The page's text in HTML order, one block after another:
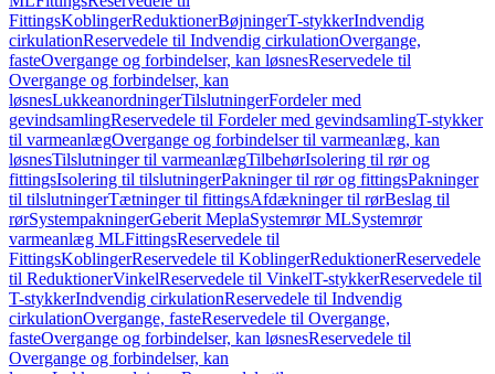
FittingsKoblingerReduktionerBøjningerT-stykkerIndvendig
cirkulationReservedele til Indvendig cirkulationOvergange,
fasteOvergange og forbindelser, kan løsnesReservedele til
Overgange og forbindelser, kan
løsnesLukkeanordningerTilslutningerFordeler med
gevindsamlingReservedele til Fordeler med gevindsamlingT-stykker
til varmeanlægOvergange og forbindelser til varmeanlæg, kan
løsnesTilslutninger til varmeanlægTilbehørIsolering til rør og
fittingsIsolering til tilslutningerPakninger til rør og fittingsPakninger
til tilslutningerTætninger til fittingsAfdækninger til rørBeslag til
rørSystempakningerGeberit MeplaSystemrør MLSystemrør
varmeanlæg MLFittingsReservedele til
FittingsKoblingerReservedele til KoblingerReduktionerReservedele
til ReduktionerVinkelReservedele til VinkelT-stykkerReservedele til
T-stykkerIndvendig cirkulationReservedele til Indvendig
cirkulationOvergange, fasteReservedele til Overgange,
fasteOvergange og forbindelser, kan løsnesReservedele til
Overgange og forbindelser, kan